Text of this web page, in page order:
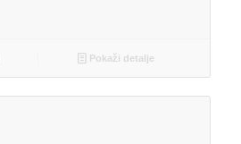
Pokaži detalje